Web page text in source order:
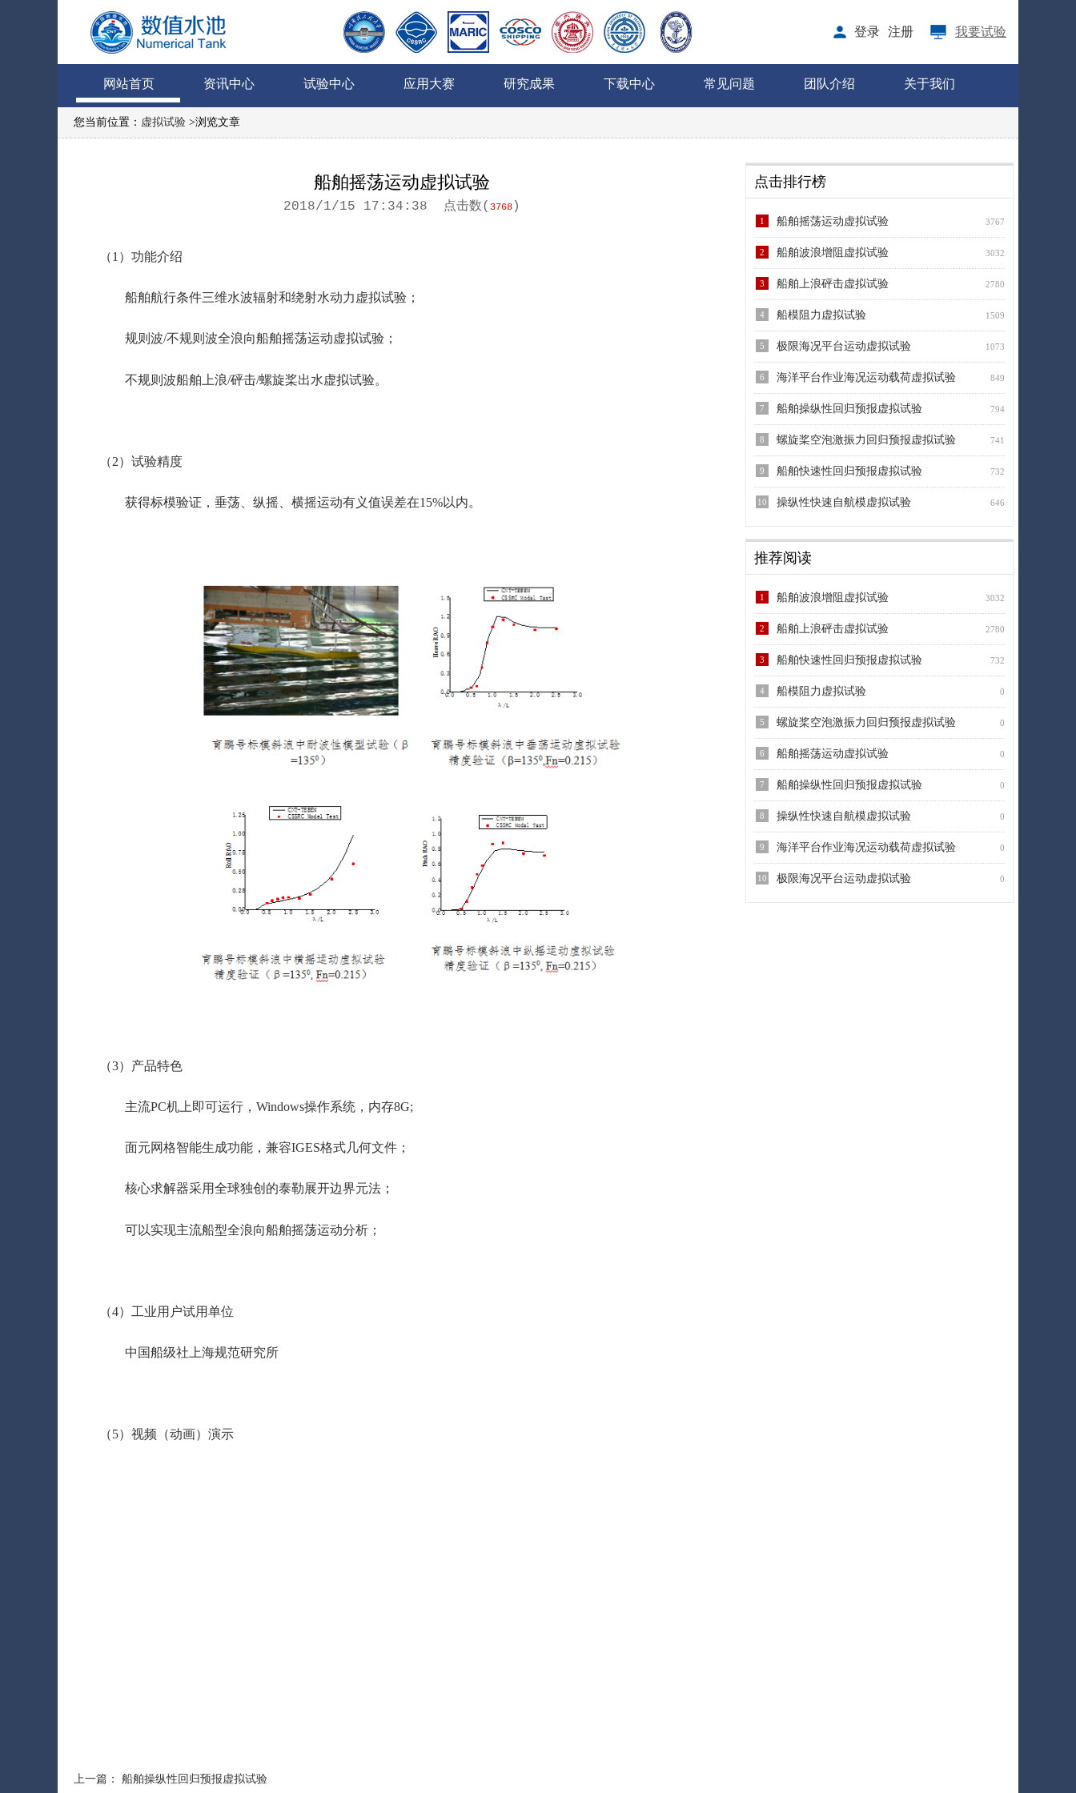
登录 注册 我要试验
网站首页 资讯中心 试验中心 应用大赛 研究成果 下载中心 常见问题 团队介绍 关于我们
您当前位置： 虚拟试验 >浏览文章
船舶摇荡运动虚拟试验
2018/1/15 17:34:38 点击数( 3768 )
（1）功能介绍
船舶航行条件三维水波辐射和绕射水动力虚拟试验；
规则波/不规则波全浪向船舶摇荡运动虚拟试验；
不规则波船舶上浪/砰击/螺旋桨出水虚拟试验。
（2）试验精度
获得标模验证，垂荡、纵摇、横摇运动有义值误差在15%以内。
（3）产品特色
主流PC机上即可运行，Windows操作系统，内存8G;
面元网格智能生成功能，兼容IGES格式几何文件；
核心求解器采用全球独创的泰勒展开边界元法；
可以实现主流船型全浪向船舶摇荡运动分析；
（4）工业用户试用单位
中国船级社上海规范研究所
（5）视频（动画）演示
上一篇： 船舶操纵性回归预报虚拟试验
点击排行榜
3767
1 船舶摇荡运动虚拟试验
3032
2 船舶波浪增阻虚拟试验
2780
3 船舶上浪砰击虚拟试验
1509
4 船模阻力虚拟试验
1073
5 极限海况平台运动虚拟试验
849
6 海洋平台作业海况运动载荷虚拟试验
794
7 船舶操纵性回归预报虚拟试验
741
8 螺旋桨空泡激振力回归预报虚拟试验
732
9 船舶快速性回归预报虚拟试验
646
10 操纵性快速自航模虚拟试验
推荐阅读
3032
1 船舶波浪增阻虚拟试验
2780
2 船舶上浪砰击虚拟试验
732
3 船舶快速性回归预报虚拟试验
0
4 船模阻力虚拟试验
0
5 螺旋桨空泡激振力回归预报虚拟试验
0
6 船舶摇荡运动虚拟试验
0
7 船舶操纵性回归预报虚拟试验
0
8 操纵性快速自航模虚拟试验
0
9 海洋平台作业海况运动载荷虚拟试验
0
10 极限海况平台运动虚拟试验